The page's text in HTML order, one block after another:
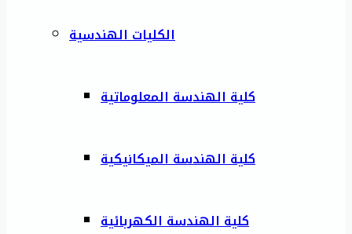
الكليات الهندسية
كلية الهندسة المعلوماتية
كلية الهندسة الميكانيكية
كلية الهندسة الكهربائية